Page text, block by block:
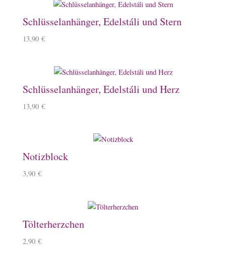
Schlüsselanhänger, Edelstáli und Stern
13,90 €
Schlüsselanhänger, Edelstáli und Herz
13,90 €
Notizblock
3,90 €
Tölterherzchen
2,90 €